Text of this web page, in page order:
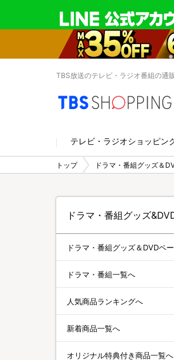
TBS放送のテレビ・ラジオ番組の通
テレビ・ラジオショッピン
トップ ドラマ・番組グッズ＆
ドラマ・番組グッズ
ドラマ・番組グッズ＆DVDペ
ドラマ・番組一覧へ
人気商品ランキングへ
新着商品一覧へ
オリジナル特典付き商品一覧へ